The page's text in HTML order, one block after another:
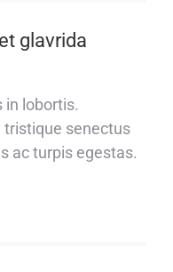
glavrida
in lobortis.
senectus
ac turpis egestas.